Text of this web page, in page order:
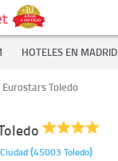
HOTELES EN MADRID
Toledo
(45003 Toledo)